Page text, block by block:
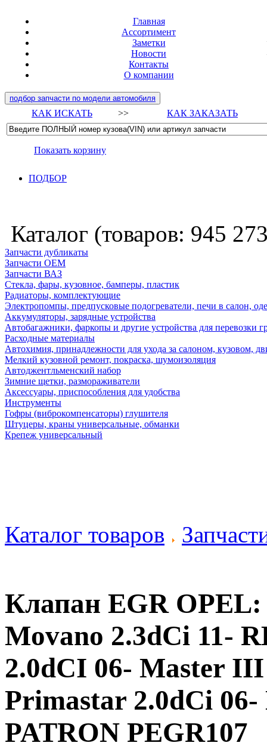
Главная
Ассортимент
Заметки
Новости
Контакты
О компании
подбор запчасти по модели автомобиля
КАК ИСКАТЬ >> КАК ЗАКАЗАТЬ
Показать корзину
ПОДБОР
Каталог (товаров: 945
Запчасти дубликаты
Запчасти ОЕМ
Запчасти ВАЗ
Стекла, фары, кузовное, бамперы, пластик
Радиаторы, комплектующие
Электропомпы, предпусковые подогреватели, печи в салон,
Аккумуляторы, зарядные устройства
Автобагажники, фаркопы и другие устройства для перевозки
Расходные материалы
Автохимия, принадлежности для ухода за салоном, кузовом,
Мелкий кузовной ремонт, покраска, шумоизоляция
Автоджентльменский набор
Зимние щетки, размораживатели
Аксессуары, приспособления для удобства
Инструменты
Гофры (виброкомпенсаторы) глушителя
Штуцеры, краны универсальные, обманки
Крепеж универсальный
Каталог товаров
Клапан EGR
Movano 2.3dCi 11-
2.0dCI 06- Master
Primastar 2.0dCi 06-
PATRON PEGR107